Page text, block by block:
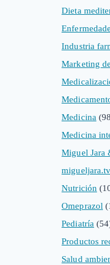
Dieta
Industria
Marketing
Medicina
Medicina
Miguel Jara
migueljara.tv
Nutrición
Omeprazol
Pediatría
Productos
Salud